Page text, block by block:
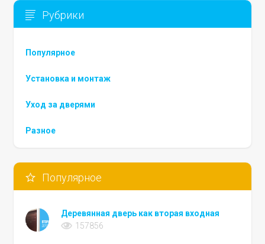
Рубрики
Популярное
Установка и монтаж
Уход за дверями
Разное
Популярное
Деревянная дверь как вторая входная
157856